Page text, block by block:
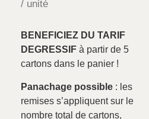
/ unité
BENEFICIEZ DU TARIF
DEGRESSIFà partir de 5
cartons dans le panier !
Panachage possible: les
remises s’appliquent sur le
nombre total de cartons,